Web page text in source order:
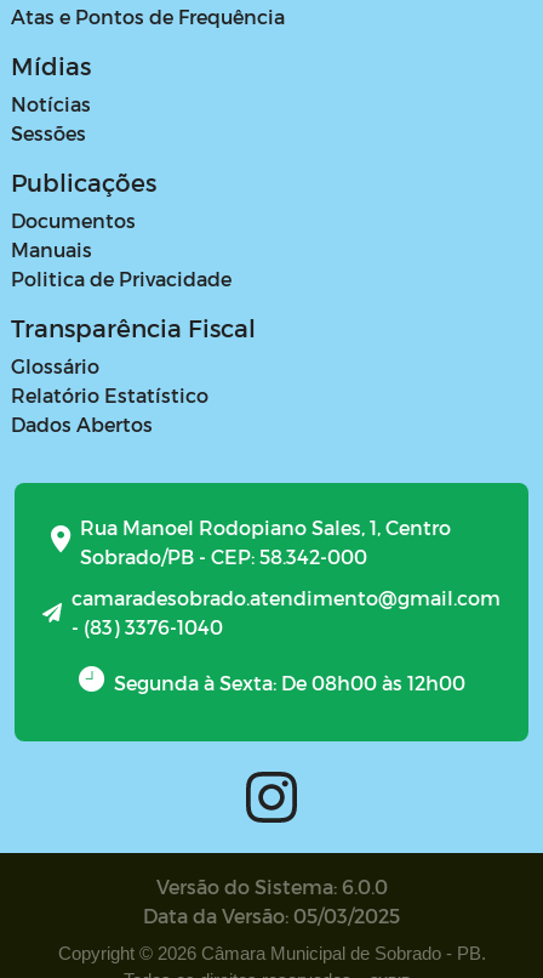
Atas e Pontos de Frequência
Mídias
Notícias
Sessões
Publicações
Documentos
Manuais
Politica de Privacidade
Transparência Fiscal
Glossário
Relatório Estatístico
Dados Abertos
Rua Manoel Rodopiano Sales, 1, Centro
Sobrado/PB - CEP: 58.342-000
camaradesobrado.atendimento@gmail.com
- (83) 3376-1040
Segunda à Sexta: De 08h00 às 12h00
Versão do Sistema: 6.0.0
Data da Versão: 05/03/2025
Copyright © 2026 Câmara Municipal de Sobrado - PB.